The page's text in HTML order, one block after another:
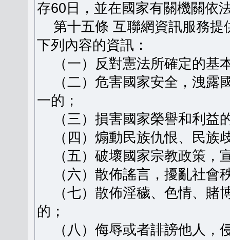
存60日，並在國家有關機關依
第十五條 互聯網資訊服務提
下列內容的資訊：
（一）反對憲法所確定的基
（二）危害國家安全，洩露
一的；
（三）損害國家榮譽和利益
（四）煽動民族仇恨、民族
（五）破壞國家宗教政策，
（六）散佈謠言，擾亂社會
（七）散佈淫穢、色情、賭
的；
（八）侮辱或者誹謗他人，